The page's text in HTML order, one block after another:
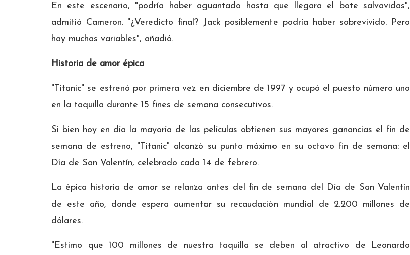
En este escenario, "podría haber aguantado hasta que llegara el bote salvavidas",
admitió Cameron. "¿Veredicto final? Jack posiblemente podría haber sobrevivido. Pero
hay muchas variables", añadió.
Historia de amor épica
"Titanic" se estrenó por primera vez en diciembre de 1997 y ocupó el puesto número uno
en la taquilla durante 15 fines de semana consecutivos.
Si bien hoy en día la mayoría de las películas obtienen sus mayores ganancias el fin de
semana de estreno, "Titanic" alcanzó su punto máximo en su octavo fin de semana: el
Día de San Valentín, celebrado cada 14 de febrero.
La épica historia de amor se relanza antes del fin de semana del Día de San Valentín
de este año, donde espera aumentar su recaudación mundial de 2.200 millones de
dólares.
"Estimo que 100 millones de nuestra taquilla se deben al atractivo de Leonardo